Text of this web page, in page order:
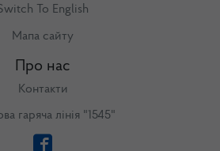
To English
Мапа сайту
Про нас
Контакти
гаряча лінія "1545"